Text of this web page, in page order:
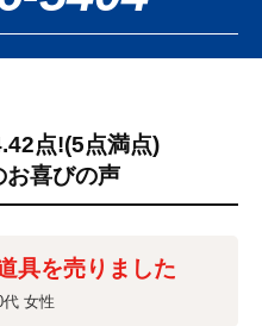
点!(5点満点)
喜びの声
具を売りました
女性